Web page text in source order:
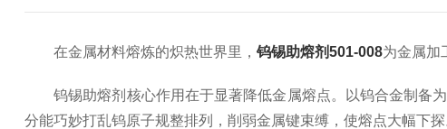
在金属材料熔炼的炽热世界里， 钨锡助熔剂501-008为金属加
钨锡助熔剂核心作用在于显著降低金属熔点。以钨合金制备
分能巧妙打乱钨原子规整排列，削弱金属键束缚，使熔点大幅下